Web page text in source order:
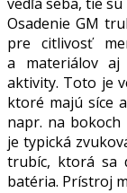
Osadenie GM
pre citlivosť
a materiálov aj
aktivity. Toto je
ktoré majú síce
napr. na
je typická
trubíc, ktorá sa
batéria. Prístroj